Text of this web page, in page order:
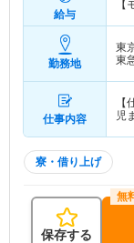
給与
【
勤務地
東
東
仕事内容
児
寮・借り上げ
保存する